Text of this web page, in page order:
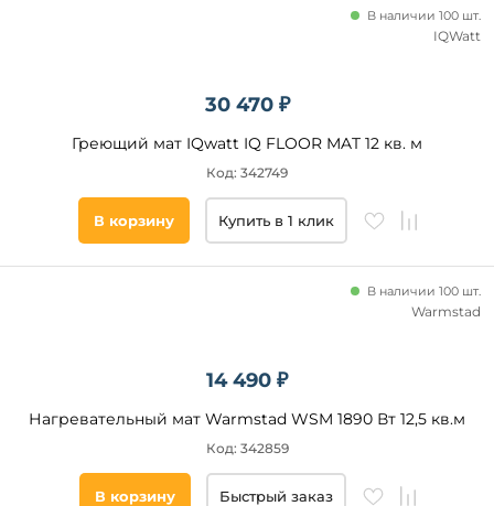
30 470 ₽
Греющий мат IQwatt IQ FLOOR MAT 12 кв. м
В наличии 100 шт.
Код: 342749
IQWatt
В корзину Купить в 1 клик
14 490 ₽
Нагревательный мат Warmstad WSM 1890 Вт 12,5 кв.м
В наличии 100 шт.
Код: 342859
Warmstad
В корзину Быстрый заказ